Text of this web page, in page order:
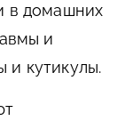
в домашних
и
и кутикулы.